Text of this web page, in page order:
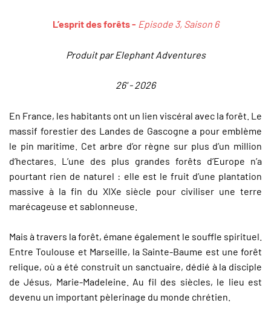
L’esprit des forêts - Episode 3, Saison 6
Produit par Elephant Adventures
26' - 2026
En France, les habitants ont un lien viscéral avec la forêt. Le
massif forestier des Landes de Gascogne a pour emblème
le pin maritime. Cet arbre d’or règne sur plus d’un million
d’hectares. L’une des plus grandes forêts d’Europe n’a
pourtant rien de naturel : elle est le fruit d’une plantation
massive à la fin du XIXe siècle pour civiliser une terre
marécageuse et sablonneuse.
Mais à travers la forêt, émane également le souffle spirituel.
Entre Toulouse et Marseille, la Sainte-Baume est une forêt
relique, où a été construit un sanctuaire, dédié à la disciple
de Jésus, Marie-Madeleine. Au fil des siècles, le lieu est
devenu un important pèlerinage du monde chrétien.